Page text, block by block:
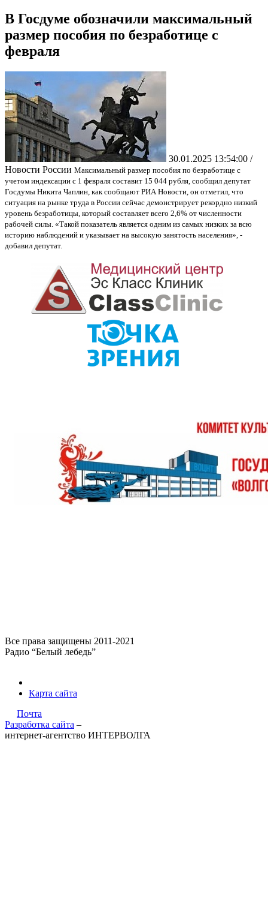
В Госдуме обозначили максимальный
размер пособия по безработице с
февраля
30.01.2025 13:54:00 /
Новости России Максимальный размер пособия по безработице с
учетом индексации с 1 февраля составит 15 044 рубля, сообщил депутат
Госдумы Никита Чаплин, как сообщают РИА Новости, он отметил, что
ситуация на рынке труда в России сейчас демонстрирует рекордно низкий
уровень безработицы, который составляет всего 2,6% от численности
рабочей силы. «Такой показатель является одним из самых низких за всю
историю наблюдений и указывает на высокую занятость населения», -
добавил депутат.
Все права защищены 2011-2021
Радио “Белый лебедь”
Карта сайта
Почта
Разработка сайта –
интернет-агентство ИНТЕРВОЛГА